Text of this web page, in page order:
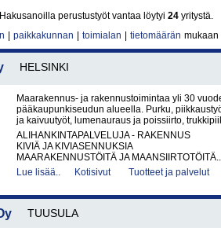
Hakusanoilla perustustyöt vantaa löytyi 24 yritystä.
paikkakunnan toimialan tietomäärän mukaan
HELSINKI
Maarakennus- ja rakennustoimintaa yli 30
pääkaupunkiseudun alueella. Purku,
ja kaivuutyöt, lumenauraus ja poissiirto,
ALIHANKINTAPALVELUJA - RAKENNUS
KIVIÄ JA KIVIASENNUKSIA
MAARAKENNUSTÖITÄ JA MAANSIIRTOTÖITÄ..
Lue lisää..
Kotisivut Tuotteet ja palvelut
TUUSULA